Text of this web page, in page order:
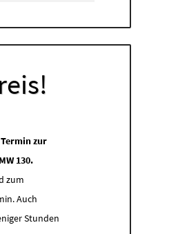
zur
130.
zum
Auch
Stunden